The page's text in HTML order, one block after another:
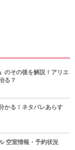
のその後を解説！アリエ
る？
かる！ネタバレあらす
空室情報・予約状況